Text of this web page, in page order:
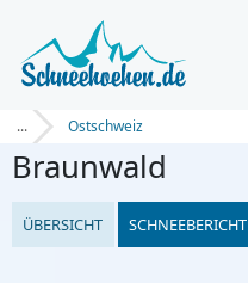
... Ostschweiz
Braunwald
ÜBERSICHT SCHNEEBERICHT